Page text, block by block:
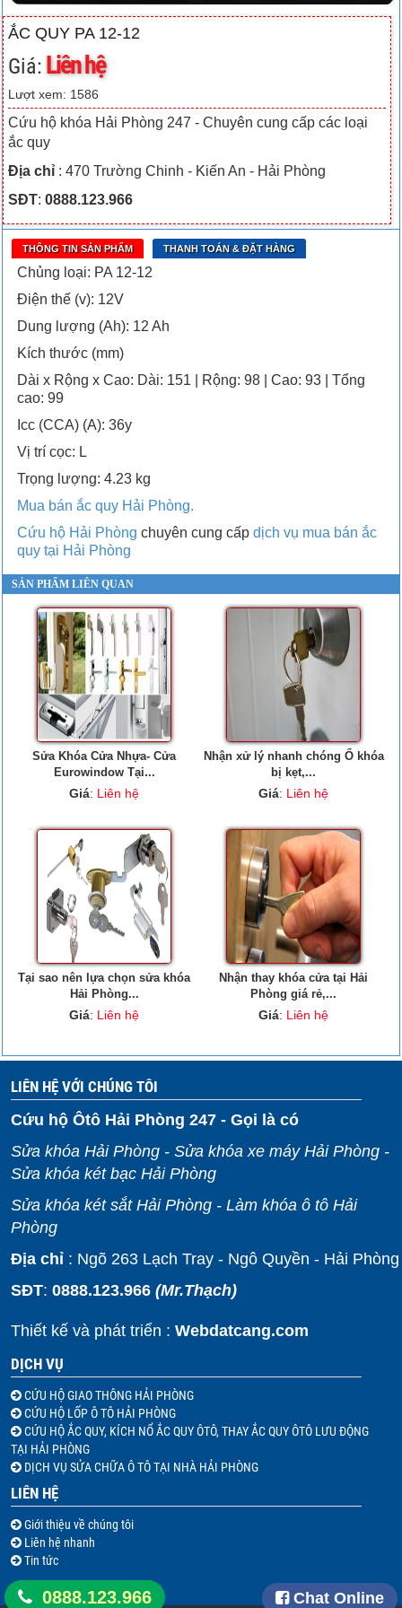
Chat Online
0888.123.966
ẮC QUY PA 12-12
Giá: Liên hệ
Lượt xem: 1586
Cứu hộ khóa Hải Phòng 247 - Chuyên cung cấp các loại
ắc quy
Địa chỉ : 470 Trường Chinh - Kiến An - Hải Phòng
SĐT: 0888.123.966
THÔNG TIN SẢN PHẨM THANH TOÁN & ĐẶT HÀNG
Chủng loại: PA 12-12
Điện thế (v): 12V
Dung lượng (Ah): 12 Ah
Kích thước (mm)
Dài x Rộng x Cao: Dài: 151 | Rộng: 98 | Cao: 93 | Tổng
cao: 99
Icc (CCA) (A): 36y
Vị trí cọc: L
Trọng lượng: 4.23 kg
Mua bán ắc quy Hải Phòng.
Cứu hộ Hải Phòng chuyên cung cấp dịch vụ mua bán ắc
quy tại Hải Phòng
SẢN PHẨM LIÊN QUAN
Sửa Khóa Cửa Nhựa- Cửa
Eurowindow Tại...
Giá: Liên hệ
Nhận xử lý nhanh chóng Ổ khóa
bị kẹt,...
Giá: Liên hệ
Tại sao nên lựa chọn sửa khóa
Hải Phòng...
Giá: Liên hệ
Nhận thay khóa cửa tại Hải
Phòng giá rẻ,...
Giá: Liên hệ
LIÊN HỆ VỚI CHÚNG TÔI
Cứu hộ Ôtô Hải Phòng 247 - Gọi là có
Sửa khóa Hải Phòng - Sửa khóa xe máy Hải Phòng -
Sửa khóa két bạc Hải Phòng
Sửa khóa két sắt Hải Phòng - Làm khóa ô tô Hải
Phòng
Địa chỉ : Ngõ 263 Lạch Tray - Ngô Quyền - Hải Phòng
SĐT: 0888.123.966 (Mr.Thạch)
Thiết kế và phát triển : Webdatcang.com
DỊCH VỤ
CỨU HỘ GIAO THÔNG HẢI PHÒNG
CỨU HỘ LỐP Ô TÔ HẢI PHÒNG
CỨU HỘ ẮC QUY, KÍCH NỔ ẮC QUY ÔTÔ, THAY ẮC QUY ÔTÔ LƯU ĐỘNG
TẠI HẢI PHÒNG
DỊCH VỤ SỬA CHỮA Ô TÔ TẠI NHÀ HẢI PHÒNG
LIÊN HỆ
Giới thiệu về chúng tôi
Liên hệ nhanh
Tin tức